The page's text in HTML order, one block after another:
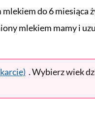
do 6 miesiąca
mlekiem mamy i
. Wybierz wiek